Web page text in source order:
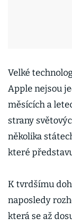
Velké
Apple nejsou
měsících a
strany
několika
které
K tvrdšímu
naposledy
která se až